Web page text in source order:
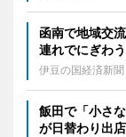
函南で地域交
連れでにぎわう
伊豆の国経済新聞
飯田で「小さ
が日替わり出店